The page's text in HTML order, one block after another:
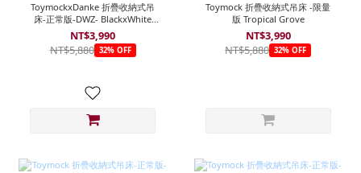
ToymockxDanke 折疊收納式吊
床-正常版-DWZ- BlackxWhite
Border
NT$3,990
NT$5,880 32% OFF
Toymock 折疊收納式吊床 -限量
版 Tropical Grove
NT$3,990
NT$5,880 32% OFF